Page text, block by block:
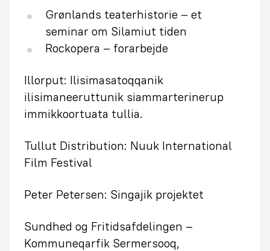
Grønlands teaterhistorie – et
seminar om Silamiut tiden
Rockopera – forarbejde
Illorput: Ilisimasatoqqanik
ilisimaneeruttunik siammarterinerup
immikkoortuata tullia.
Tullut Distribution: Nuuk International
Film Festival
Peter Petersen: Singajik projektet
Sundhed og Fritidsafdelingen –
Kommuneqarfik Sermersooq,